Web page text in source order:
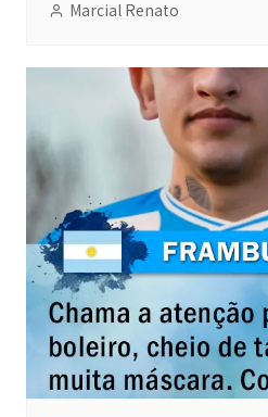
Marcial Renato